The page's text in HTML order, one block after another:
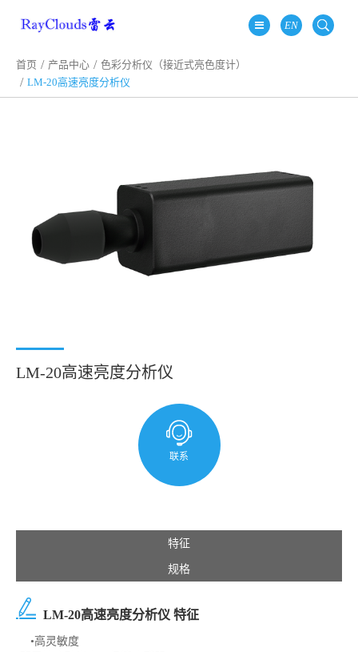
EN
首页 产品中心
色彩分析仪（接近式亮色度计）
LM-20高速亮度分析仪
LM-20高速亮度分析仪
联系
特征
规格
LM-20高速亮度分析仪 特征
•高灵敏度